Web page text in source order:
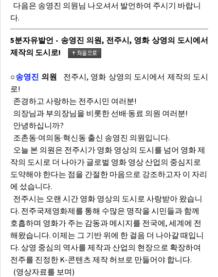
다음은 송영진 의원님 나오셔서 발언하여 주시기 바랍니
다.
5분자유발언 - 송영진 의원, 전주시, 영화 상영의 도시에서
제작의 도시로!
○송영진 의원
전주시, 영화 상영의 도시에서 제작의 도시
로!
존경하고 사랑하는 전주시민 여러분!
의장님과 부의장님을 비롯한 선배·동료 의원 여러분!
안녕하십니까?
조촌동·여의동·혁신동 출신 송영진 의원입니다.
오늘 본 의원은 전주시가 영화 영상의 도시를 넘어 영화 제
작의 도시로 더 나아가 글로벌 영화 영상 산업의 중심지로
도약해야 한다는 점을 간절한 마음으로 강조하고자 이 자리
에 섰습니다.
전주시는 오랜 시간 영화 영상의 도시로 사랑받아 왔습니
다. 전주국제영화제를 통해 수많은 명작을 시민들과 함께
호흡하며 영화가 주는 감동과 메시지를 전국에, 세계에 전
해왔습니다. 이제는 그 기반 위에 한 걸음 더 나아갈 때입니
다. 상영 중심의 역사를 제작과 산업의 현장으로 확장하여
전주를 진정한 K-콘텐츠 제작 허브로 만들어야 합니다.
(영상자료를 보며)